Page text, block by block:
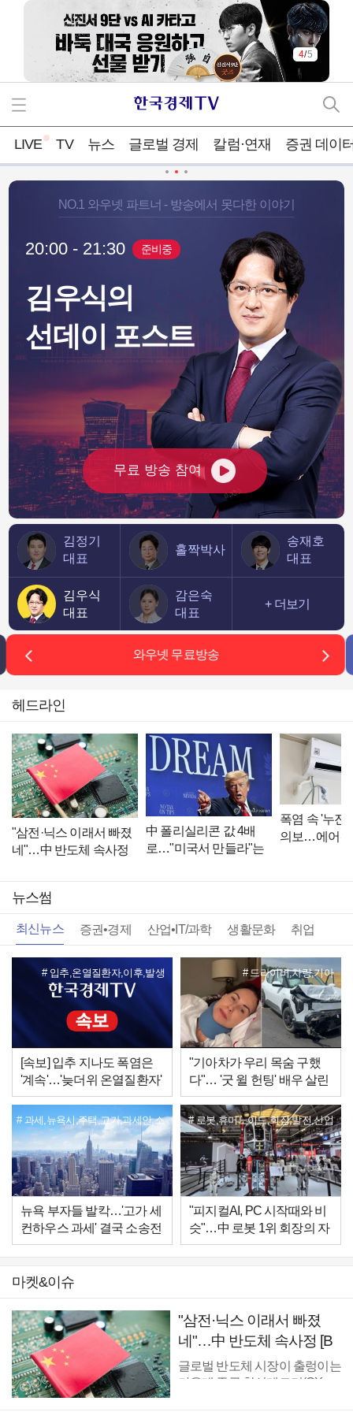
4/5
LIVE TV 뉴스 글로벌 경제 칼럼·연재 증권 데이
크 길 간
이익 감소
"중국산 폴리실리콘 값 4배
될 것"...한화 웃고 OCI 기회
0.83%
7,757.64 0.61%
나스닥 26,690.62
다우존스 54,036.93
NO.1 와우넷 파트너 - 방송에서 못다한 이야기
20:00 - 21:30 준비중
김우식의
선데이 포스트
무료 방송 참여
김정기
대표
홀짝박사
송재호
대표
김우식
대표
감은숙
대표
+ 더보기
와우넷 무료방송
헤드라인
"삼전·닉스 이래서 빠졌
네"…中 반도체 속사정
中 폴리실리콘 값 4배
로…"미국서 만들라"는
폭염 속 '누진
의보…에어컨
뉴스썸
최신뉴스 증권•경제 산업•IT/과학 생활문화 취업
입추,온열질환자,이후,발생
[속보] 입추 지나도 폭염은
'계속'…'늦더위 온열질환자'
10년 만에 3배↑
드라이버,차량,기아
"기아차가 우리 목숨 구했
다"… '굿 윌 헌팅' 배우 살린
차량 정체 [글로벌 pick]
과세,뉴욕시,주택,고가,과세안,소
송
뉴욕 부자들 발칵…'고가 세
컨하우스 과세' 결국 소송전
로봇,휴머노이드,회장,발전,산업
"피지컬AI, PC 시작때와 비
슷"…中 로봇 1위 회장의 자
신감
마켓&이슈
"삼전·닉스 이래서 빠졌
네"…中 반도체 속사정 [B
급기자의 B급리포트]
글로벌 반도체 시장이 출렁이는
가운데 중국 창신메모리(CX...